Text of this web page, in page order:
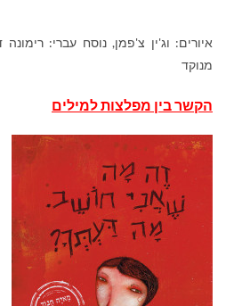
איורים: וג'ין צ'פמן, נוסח עברי:
מנוקד
הקשר בין מפלצות למילים